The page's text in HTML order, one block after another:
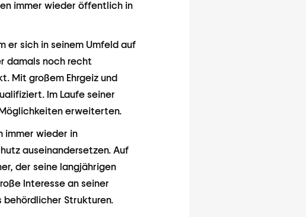
immer wieder öffentlich in
er sich in seinem Umfeld auf
damals noch recht
Mit großem Ehrgeiz und
Im Laufe seiner
erweiterten.
immer wieder in
auseinandersetzen. Auf
der seine langjährigen
Interesse an seiner
Strukturen.